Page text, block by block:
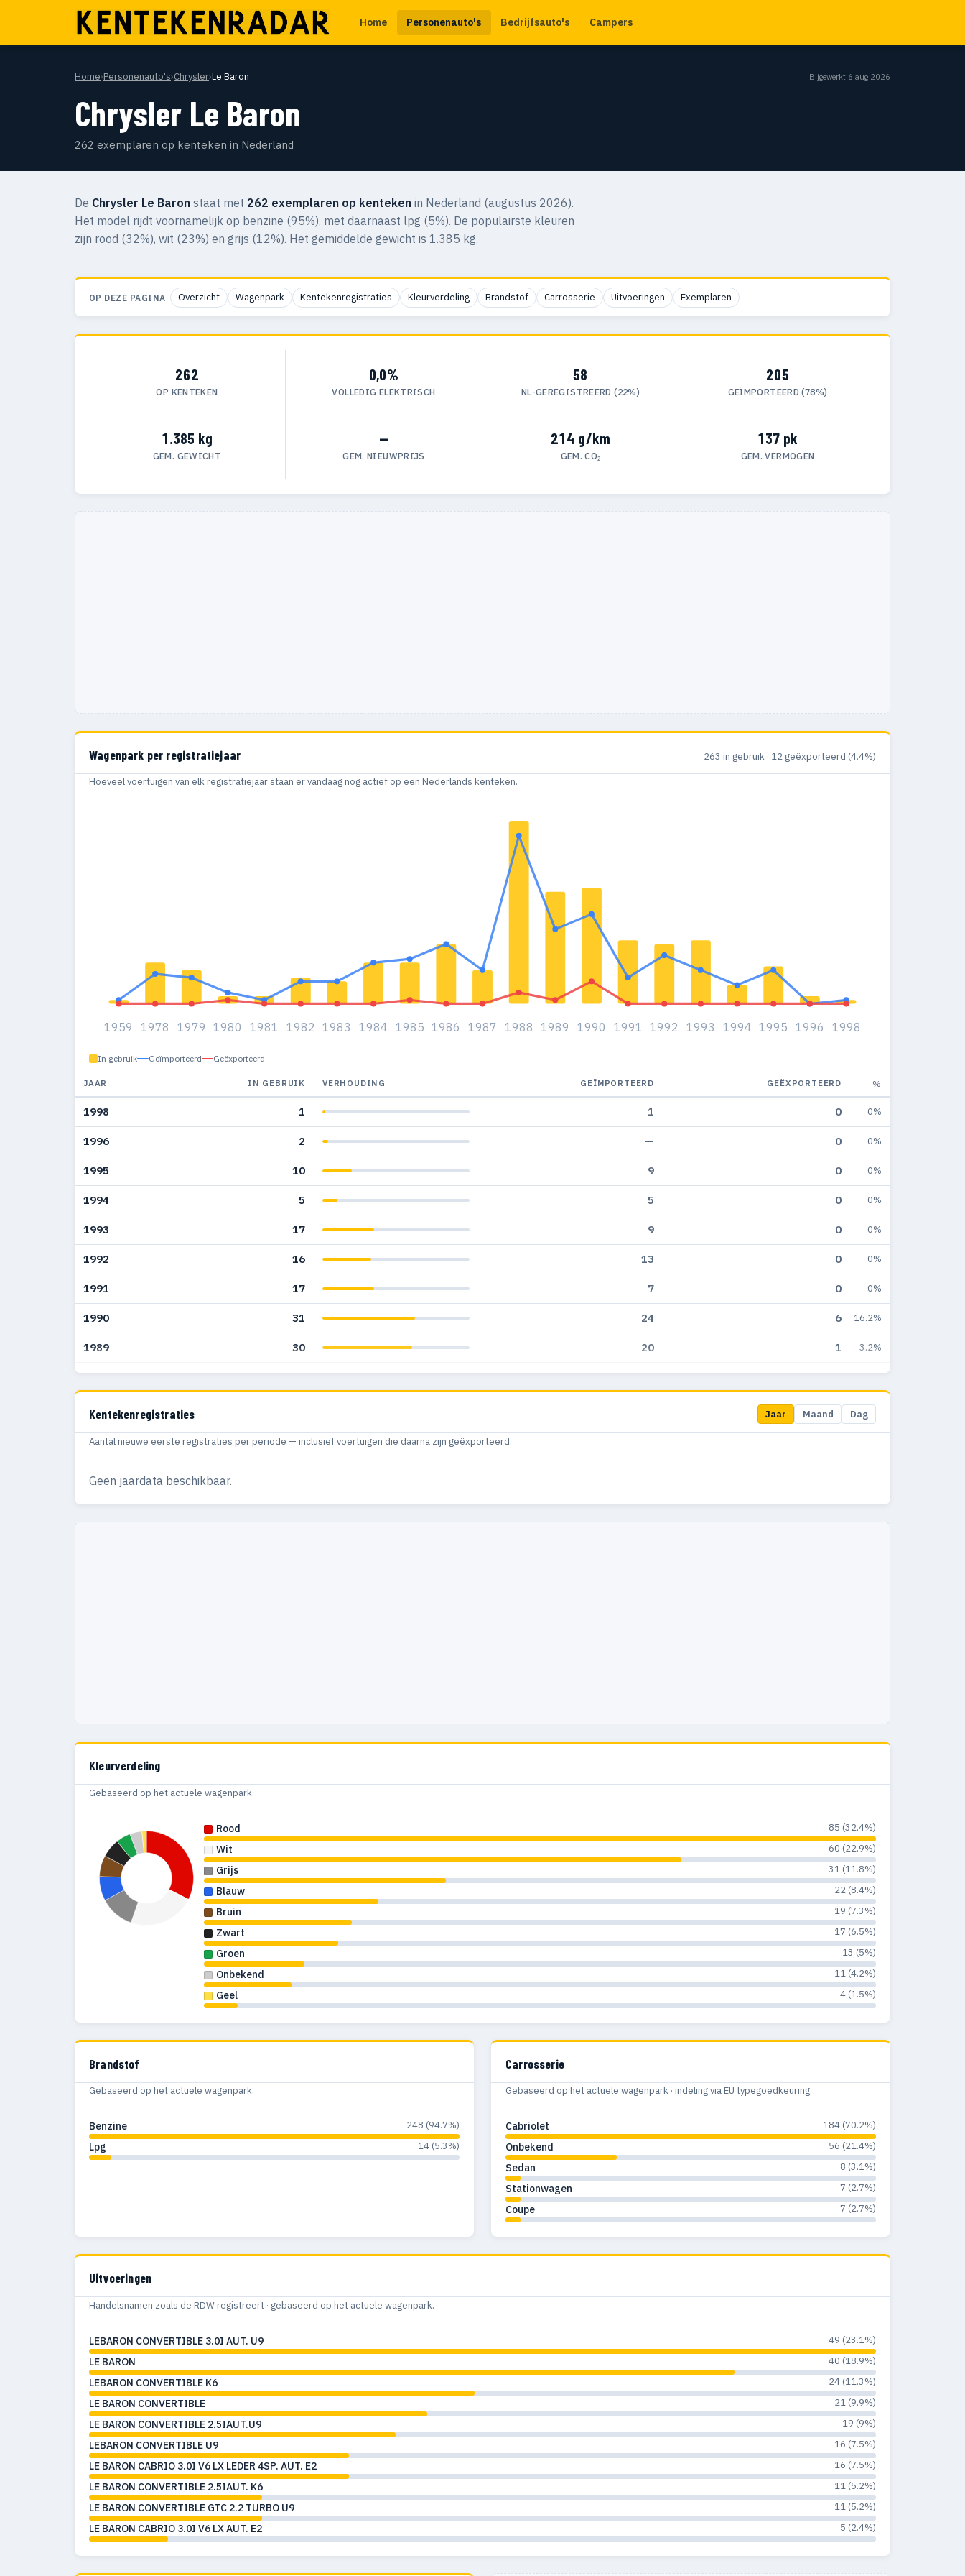
Home Personenauto's Bedrijfsauto's Campers
Home›Personenauto's›Chrysler›Le Baron Bijgewerkt 6 aug 2026
Chrysler Le Baron
262 exemplaren op kenteken in Nederland
De Chrysler Le Baron staat met 262 exemplaren op kenteken in Nederland (augustus 2026).
Het model rijdt voornamelijk op benzine (95%), met daarnaast lpg (5%). De populairste kleuren
zijn rood (32%), wit (23%) en grijs (12%). Het gemiddelde gewicht is 1.385 kg.
OP DEZE PAGINA Overzicht Wagenpark Kentekenregistraties Kleurverdeling Brandstof Carrosserie Uitvoeringen Exemplaren
262
OP KENTEKEN
0,0%
VOLLEDIG ELEKTRISCH
58
NL-GEREGISTREERD (22%)
205
GEÏMPORTEERD (78%)
1.385 kg
GEM. GEWICHT
—
GEM. NIEUWPRIJS
214 g/km
GEM. CO₂
137 pk
GEM. VERMOGEN
Wagenpark per registratiejaar 263 in gebruik · 12 geëxporteerd (4.4%)
Hoeveel voertuigen van elk registratiejaar staan er vandaag nog actief op een Nederlands kenteken.
1959 1978 1979 1980 1981 1982 1983 1984 1985 1986 1987 1988 1989 1990 1991 1992 1993 1994 1995 1996 1998
In gebruik Geïmporteerd Geëxporteerd
JAAR IN GEBRUIK VERHOUDING GEÏMPORTEERD GEËXPORTEERD %
1998 1 1 0 0%
1996 2 — 0 0%
1995 10 9 0 0%
1994 5 5 0 0%
1993 17 9 0 0%
1992 16 13 0 0%
1991 17 7 0 0%
1990 31 24 6 16.2%
1989 30 20 1 3.2%
1988 49 45 3
0 0%
1986 16 16 0 0%
1983 6 6 0 0%
Kentekenregistraties Jaar Maand Dag
Aantal nieuwe eerste registraties per periode — inclusief voertuigen die daarna zijn geëxporteerd.
Geen jaardata beschikbaar.
Kleurverdeling
Gebaseerd op het actuele wagenpark.
Rood 85 (32.4%)
Wit 60 (22.9%)
Grijs 31 (11.8%)
Blauw 22 (8.4%)
Bruin 19 (7.3%)
Zwart 17 (6.5%)
Groen 13 (5%)
Onbekend 11 (4.2%)
Geel 4 (1.5%)
Brandstof
Gebaseerd op het actuele wagenpark.
Benzine 248 (94.7%)
Lpg 14 (5.3%)
Carrosserie
Gebaseerd op het actuele wagenpark · indeling via EU typegoedkeuring.
Cabriolet 184 (70.2%)
Onbekend 56 (21.4%)
Sedan 8 (3.1%)
Stationwagen 7 (2.7%)
Coupe 7 (2.7%)
Uitvoeringen
Handelsnamen zoals de RDW registreert · gebaseerd op het actuele wagenpark.
LEBARON CONVERTIBLE 3.0I AUT. U9 49 (23.1%)
LE BARON 40 (18.9%)
LEBARON CONVERTIBLE K6 24 (11.3%)
LE BARON CONVERTIBLE 21 (9.9%)
LE BARON CONVERTIBLE 2.5IAUT.U9 19 (9%)
LEBARON CONVERTIBLE U9 16 (7.5%)
LE BARON CABRIO 3.0I V6 LX LEDER 4SP. AUT. E2 16 (7.5%)
LE BARON CONVERTIBLE 2.5IAUT. K6 11 (5.2%)
LE BARON CONVERTIBLE GTC 2.2 TURBO U9 11 (5.2%)
LE BARON CABRIO 3.0I V6 LX AUT. E2 5 (2.4%)